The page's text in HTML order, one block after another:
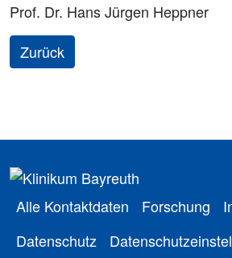
Prof. Dr. Hans Jürgen Heppner
Zurück
Alle Kontaktdaten Forschung
Datenschutz